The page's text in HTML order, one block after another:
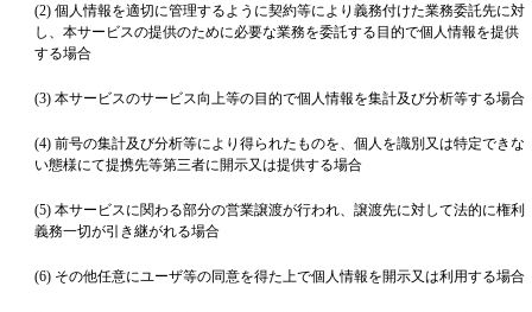
(2) 個人情報を適切に管理するように契約等により義務付けた業務委託先に対
し、本サービスの提供のために必要な業務を委託する目的で個人情報を提供
する場合
(3) 本サービスのサービス向上等の目的で個人情報を集計及び分析等する場合
(4) 前号の集計及び分析等により得られたものを、個人を識別又は特定できな
い態様にて提携先等第三者に開示又は提供する場合
(5) 本サービスに関わる部分の営業譲渡が行われ、譲渡先に対して法的に権利
義務一切が引き継がれる場合
(6) その他任意にユーザ等の同意を得た上で個人情報を開示又は利用する場合